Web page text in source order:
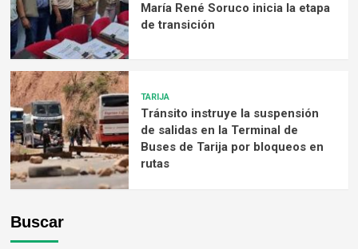
María René Soruco inicia la etapa
de transición
TARIJA
Tránsito instruye la suspensión
de salidas en la Terminal de
Buses de Tarija por bloqueos en
rutas
Buscar